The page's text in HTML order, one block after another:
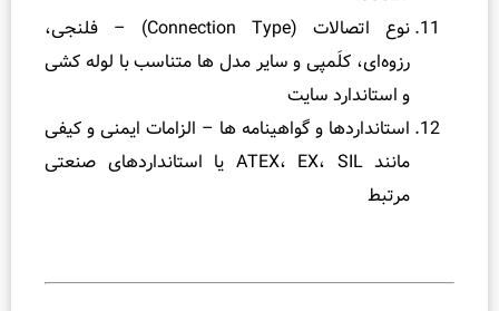
نوع اتصالات (Connection Type) – فلنجی،
رزوه‌ای، کلَمپی و سایر مدل‌ ها متناسب با لوله‌ کشی
و استاندارد سایت
استانداردها و گواهینامه‌ ها – الزامات ایمنی و کیفی
مانند ATEX، EX، SIL یا استانداردهای صنعتی